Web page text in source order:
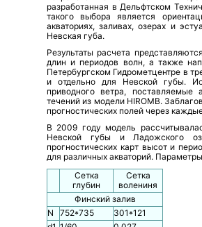
разработанная в Дельфтском
такого выбора является
акваториях, заливах, озерах и
Невская губа.
Результаты расчета
длин и периодов волн, а также
Петербургском Гидрометцентре в
и отдельно для Невской губы.
приводного ветра,
течений из модели HIROMB.
прогностических полей через
В 2009 году модель
Невской губы и Ладожского
прогностических карт высот и
для различных акваторий.
Сетка
глубин
Сетка
волениня
Финский залив
N
752*735
301*121